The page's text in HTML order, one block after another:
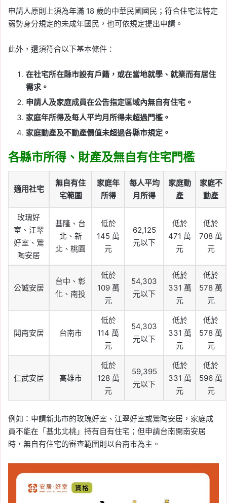
申請人原則上須為年滿 18 歲的中華民國國民；符合住宅法特定
弱勢身分規定的未成年國民，也可依規定提出申請。
此外，還須符合以下基本條件：
在社宅所在縣市設有戶籍，或在當地就學、就業而有居住
需求。
申請人及家庭成員在公告指定區域內無自有住宅。
家庭年所得及每人平均月所得未超過門檻。
家庭動產及不動產價值未超過各縣市規定。
各縣市所得、財產及無自有住宅門檻
適用社宅
無自有住
宅範圍
家庭年
所得
每人平均
月所得
家庭動
產
家庭不
動產
玫瑰好
室、江翠
好室、鶯
陶安居
基隆、台
北、新
北、桃園
低於
145 萬
元
62,125
元以下
低於
471 萬
元
低於
708 萬
元
公誠安居
台中、彰
化、南投
低於
109 萬
元
54,303
元以下
低於
331 萬
元
低於
578 萬
元
開南安居 台南市
低於
114 萬
元
54,303
元以下
低於
331 萬
元
低於
578 萬
元
仁武安居 高雄市
低於
128 萬
元
59,395
元以下
低於
331 萬
元
低於
596 萬
元
例如：申請新北市的玫瑰好室、江翠好室或鶯陶安居，家庭成
員不能在「基北北桃」持有自有住宅；但申請台南開南安居
時，無自有住宅的審查範圍則以台南市為主。